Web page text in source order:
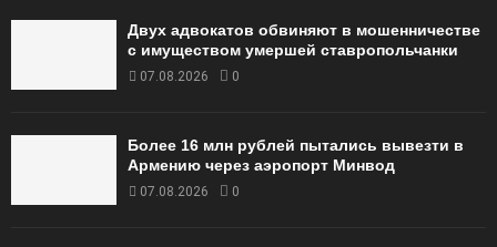
Двух адвокатов обвиняют в мошенничестве
с имуществом умершей ставропольчанки
07.08.2026 0
Более 16 млн рублей пытались вывезти в
Армению через аэропорт Минвод
07.08.2026 0